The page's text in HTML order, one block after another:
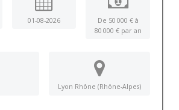
01-08-2026
De 50 000 € à
80 000 € par an
Lyon Rhône (Rhône-Alpes)